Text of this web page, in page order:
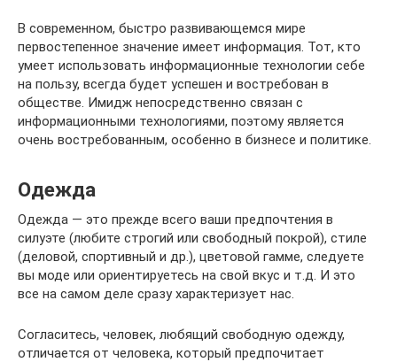
В современном, быстро развивающемся мире
первостепенное значение имеет информация. Тот, кто
умеет использовать информационные технологии себе
на пользу, всегда будет успешен и востребован в
обществе. Имидж непосредственно связан с
информационными технологиями, поэтому является
очень востребованным, особенно в бизнесе и политике.
Одежда
Одежда — это прежде всего ваши предпочтения в
силуэте (любите строгий или свободный покрой), стиле
(деловой, спортивный и др.), цветовой гамме, следуете
вы моде или ориентируетесь на свой вкус и т.д. И это
все на самом деле сразу характеризует нас.
Согласитесь, человек, любящий свободную одежду,
отличается от человека, который предпочитает